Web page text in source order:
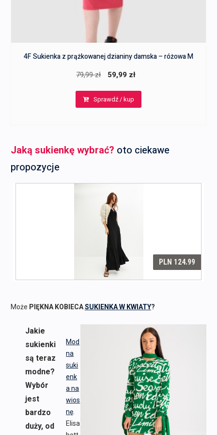
4F Sukienka z prążkowanej dzianiny damska – różowa M
79,99zł
Pierwotna
wynosiła:
59,99 zł
Sprawdź / kup
Jaką sukienkę wybrać? oto ciekawe
propozycje
Może PIĘKNA KOBIECASUKIENKA W KWIATY?
Mod
na
suki
enk
a na
wios
nę
Elisa
Jakie
sukienki
są teraz
modne?
Wybór
jest
bardzo
duży, od